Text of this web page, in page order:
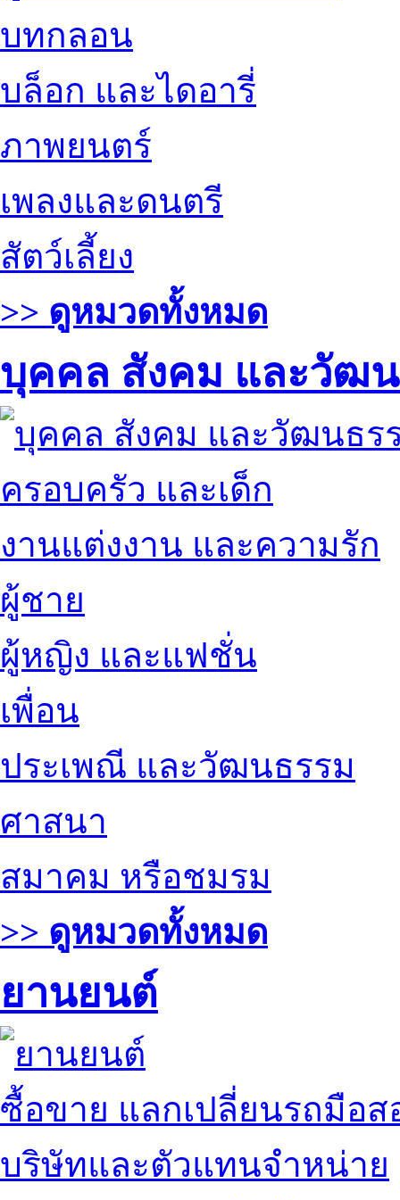
บทกลอน
บล็อก และไดอารี่
ภาพยนตร์
เพลงและดนตรี
สัตว์เลี้ยง
>> ดูหมวดทั้งหมด
บุคคล สังคม และวัฒ
ครอบครัว และเด็ก
งานแต่งงาน และความรัก
ผู้ชาย
ผู้หญิง และแฟชั่น
เพื่อน
ประเพณี และวัฒนธรรม
ศาสนา
สมาคม หรือชมรม
>> ดูหมวดทั้งหมด
ยานยนต์
ซื้อขาย แลกเปลี่ยนรถมือส
บริษัทและตัวแทนจำหน่าย